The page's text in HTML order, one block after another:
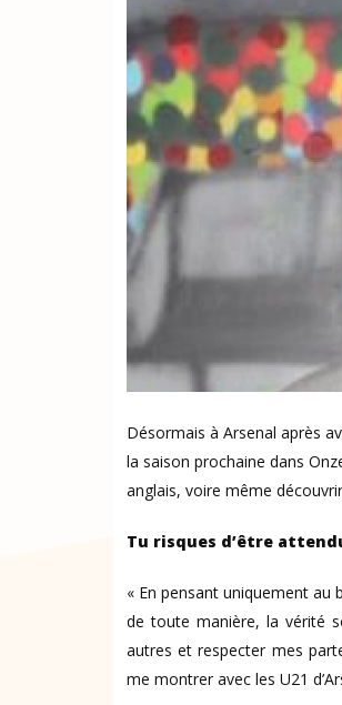
Désormais à Arsenal après
la saison prochaine dans
anglais, voire même
Tu risques d’être
« En pensant uniquement au
de toute manière, la vérité
autres et respecter mes
me montrer avec les U21